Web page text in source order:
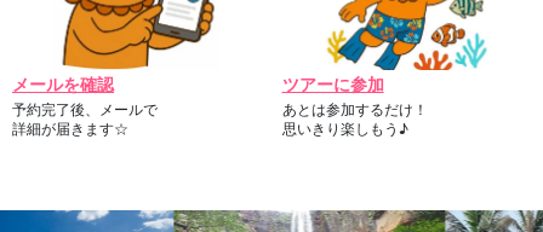
メールを確認
予約完了後、メールで
詳細が届きます☆
ツアーに参加
あとは参加するだけ！
思いきり楽しもう♪